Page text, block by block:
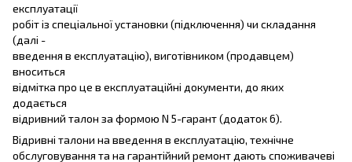
експлуатації
робіт із спеціальної установки (підключення) чи складання
(далі -
введення в експлуатацію), виготівником (продавцем)
вноситься
відмітка про це в експлуатаційні документи, до яких
додається
відривний талон за формою N 5-гарант (додаток 6).
Відривні талони на введення в експлуатацію, технічне
обслуговування та на гарантійний ремонт дають споживачеві